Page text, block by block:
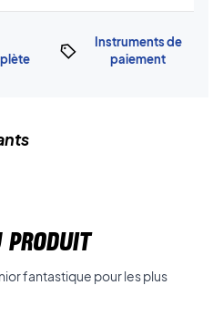
Instruments de
paiement
PRODUIT
fantastique pour les plus